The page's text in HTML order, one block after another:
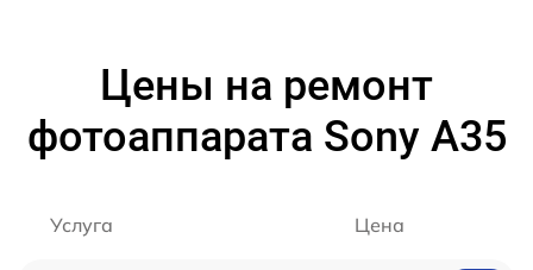
Цены на ремонт
фотоаппарата Sony A35
Услуга Цена